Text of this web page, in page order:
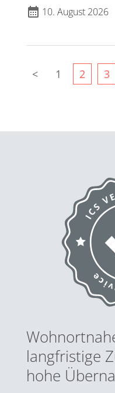
calendar_month 10. August 2026
< 1 2 3
langfristige
hohe